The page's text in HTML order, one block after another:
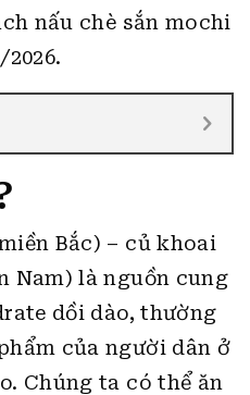
nấu chè sắn mochi
Bắc) – củ khoai
Nam) là nguồn cung
dồi dào, thường
của người dân ở
Chúng ta có thể ăn